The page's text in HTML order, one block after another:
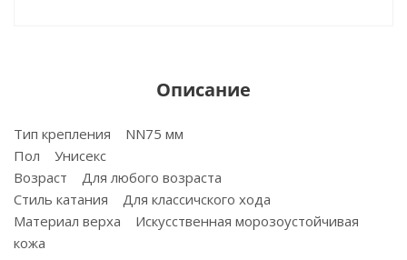
Описание
Тип крепления NN75 мм
Пол Унисекс
Возраст Для любого возраста
Стиль катания Для классичского хода
Материал верха Искусственная морозоустойчивая
кожа